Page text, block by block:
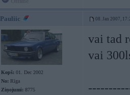
Pauliic 08. Jan 2007,
Kopš: 01. Dec 2002
No: Rīga
Ziņojumi: 8775
vai tad
vai